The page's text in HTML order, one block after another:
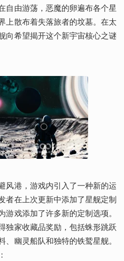
自由游荡，恶魔的卵遍布各个星
上散布着失落旅者的坟墓。在太
向希望揭开这个新宇宙核心之谜
风港，游戏内引入了一种新的运
者在上次更新中添加了星舰定制
戏添加了许多新的定制选项。
独家收藏品奖励，包括蛛形跳跃
幽灵船队和独特的铁鹫星舰。